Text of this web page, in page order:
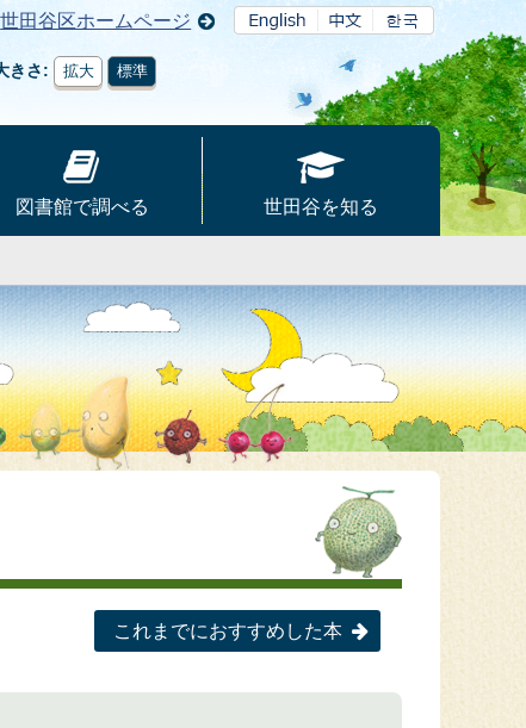
世田谷区ホームページ
きさ 拡大 標準
図書館で調べる 世田谷を知る
これまでにおすすめした本